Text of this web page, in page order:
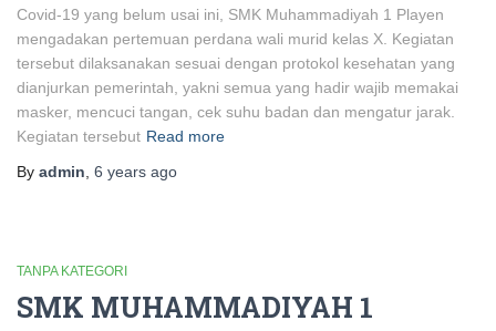
Covid-19 yang belum usai ini, SMK Muhammadiyah 1 Playen
mengadakan pertemuan perdana wali murid kelas X. Kegiatan
tersebut dilaksanakan sesuai dengan protokol kesehatan yang
dianjurkan pemerintah, yakni semua yang hadir wajib memakai
masker, mencuci tangan, cek suhu badan dan mengatur jarak.
Kegiatan tersebut Read more
By admin 6 years ago
TANPA KATEGORI
SMK MUHAMMADIYAH 1